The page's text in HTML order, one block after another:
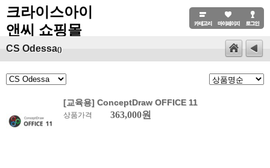
크라이스아이
앤씨 쇼핑몰
CS Odessa()
[교육용] ConceptDraw OFFICE 11
상품가격 363,000원